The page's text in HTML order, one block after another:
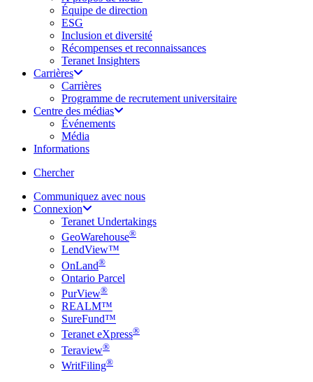
Équipe de direction
ESG
Inclusion et diversité
Récompenses et reconnaissances
Teranet Insighters
Carrières
Carrières
Programme de recrutement universitaire
Centre des médias
Événements
Média
Informations
Cherchersearch
Communiquez avec nous
Connexion
Teranet Undertakings
GeoWarehouse®
LendView™
OnLand®
Ontario Parcel
PurView®
REALM™
SureFund™
Teranet eXpress®
Teraview®
WritFiling®